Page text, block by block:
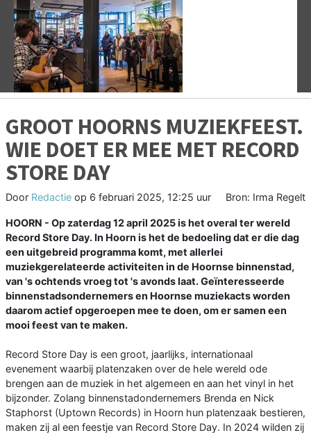
Vorige
GROOT HOORNS MUZIEKFEEST.
WIE DOET ER MEE MET RECORD
STORE DAY
Door Redactie op 6 februari 2025, 12:25 uur Bron: Irma Regelt
HOORN - Op zaterdag 12 april 2025 is het overal ter wereld
Record Store Day. In Hoorn is het de bedoeling dat er die dag
een uitgebreid programma komt, met allerlei
muziekgerelateerde activiteiten in de Hoornse binnenstad,
van 's ochtends vroeg tot 's avonds laat. Geïnteresseerde
binnenstadsondernemers en Hoornse muziekacts worden
daarom actief opgeroepen mee te doen, om er samen een
mooi feest van te maken.
Record Store Day is een groot, jaarlijks, internationaal
evenement waarbij platenzaken over de hele wereld ode
brengen aan de muziek in het algemeen en aan het vinyl in het
bijzonder. Zolang binnenstadondernemers Brenda en Nick
Staphorst (Uptown Records) in Hoorn hun platenzaak bestieren,
maken zij al een feestje van Record Store Day. In 2024 wilden zij